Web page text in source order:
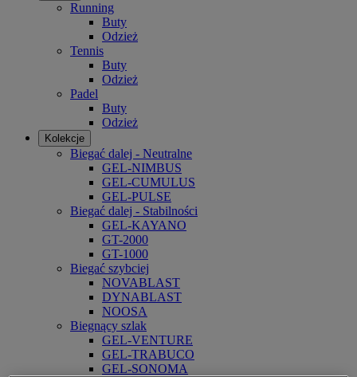
Running
Buty
Odzież
Tennis
Buty
Odzież
Padel
Buty
Odzież
Kolekcje
Biegać dalej - Neutralne
GEL-NIMBUS
GEL-CUMULUS
GEL-PULSE
Biegać dalej - Stabilności
GEL-KAYANO
GT-2000
GT-1000
Biegać szybciej
NOVABLAST
DYNABLAST
NOOSA
Biegnący szlak
GEL-VENTURE
GEL-TRABUCO
GEL-SONOMA